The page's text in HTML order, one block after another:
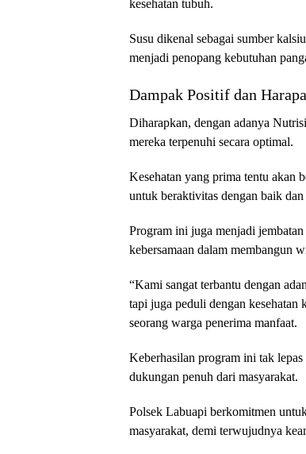
kesehatan tubuh.
Susu dikenal sebagai sumber
menjadi penopang kebutuhan
Dampak Positif dan
Diharapkan, dengan adanya
mereka terpenuhi secara optimal.
Kesehatan yang prima tentu akan
untuk beraktivitas dengan baik
Program ini juga menjadi
kebersamaan dalam membangun
“Kami sangat terbantu dengan
tapi juga peduli dengan kesehatan
seorang warga penerima manfaat.
Keberhasilan program ini tak
dukungan penuh dari masyarakat.
Polsek Labuapi berkomitmen
masyarakat, demi terwujudnya